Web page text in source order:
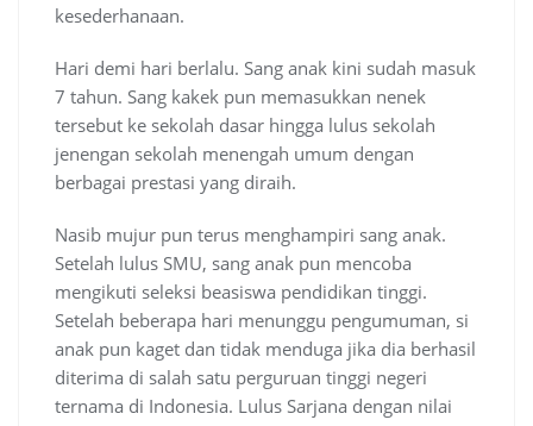
kesederhanaan.
Hari demi hari berlalu. Sang anak kini sudah masuk
7 tahun. Sang kakek pun memasukkan nenek
tersebut ke sekolah dasar hingga lulus sekolah
jenengan sekolah menengah umum dengan
berbagai prestasi yang diraih.
Nasib mujur pun terus menghampiri sang anak.
Setelah lulus SMU, sang anak pun mencoba
mengikuti seleksi beasiswa pendidikan tinggi.
Setelah beberapa hari menunggu pengumuman, si
anak pun kaget dan tidak menduga jika dia berhasil
diterima di salah satu perguruan tinggi negeri
ternama di Indonesia. Lulus Sarjana dengan nilai